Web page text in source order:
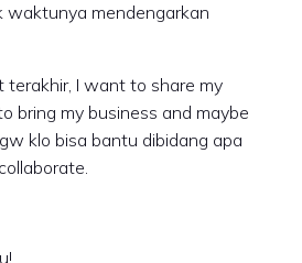
waktunya mendengarkan
terakhir, I want to share my
bring my business and maybe
klo bisa bantu dibidang apa